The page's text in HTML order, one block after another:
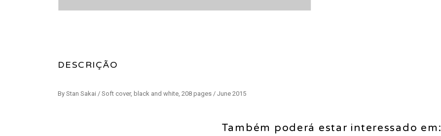
DESCRIÇÃO
By Stan Sakai / Soft cover, black and white, 208 pages / June 2015
Também poderá estar interessado em: